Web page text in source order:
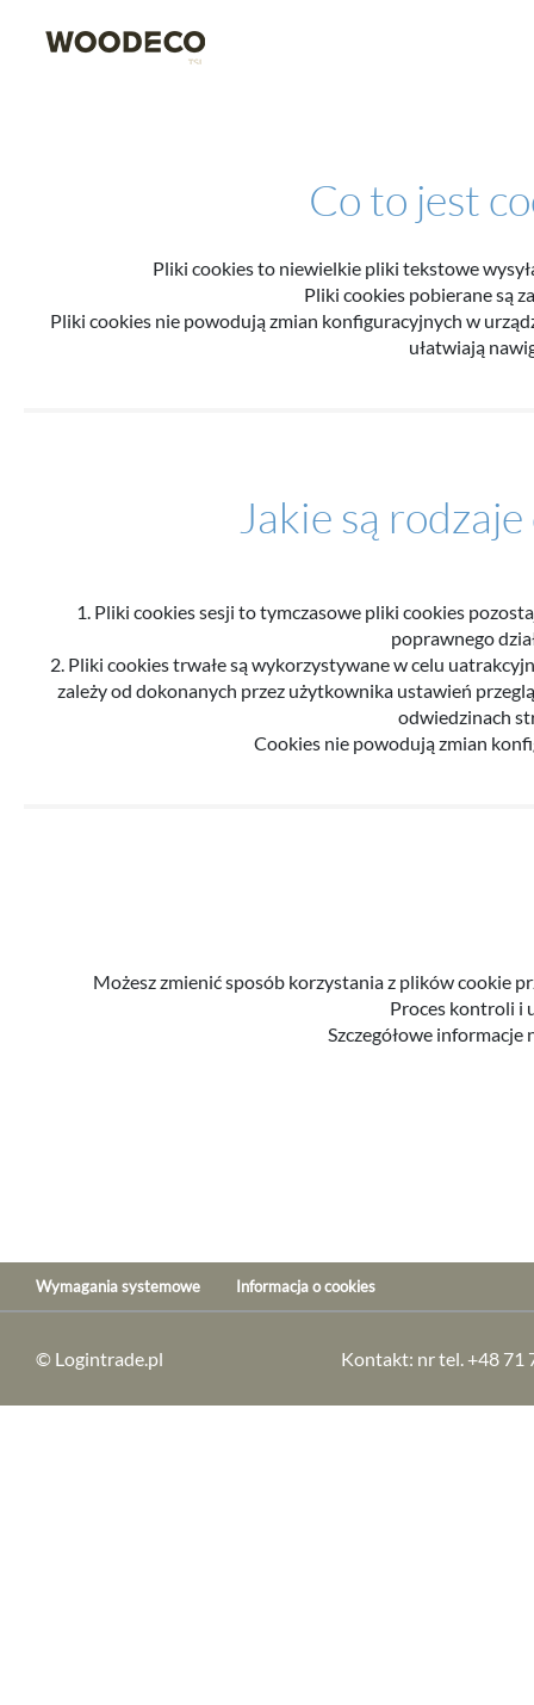
Co to jest
Pliki cookies to niewielkie pliki tekstowe
Pliki cookies pobierane są
Pliki cookies nie powodują zmian konfiguracyjnych w
ułatwiają
Jakie są
1. Pliki cookies sesji to tymczasowe pliki cookies
poprawnego
2. Pliki cookies trwałe są wykorzystywane w celu
zależy od dokonanych przez użytkownika ustawień
odwiedzinach
Cookies nie powodują zmian
Możesz zmienić sposób korzystania z plików cookie
Proces kontroli i
Szczegółowe
Wymagania systemowe Informacja o cookies
© Logintrade.pl Kontakt: nr tel. +48 71